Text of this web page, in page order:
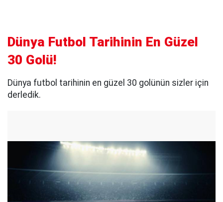
Dünya Futbol Tarihinin En Güzel
30 Golü!
Dünya futbol tarihinin en güzel 30 golünün sizler için
derledik.